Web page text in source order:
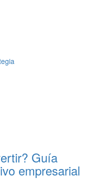
Guía
empresarial